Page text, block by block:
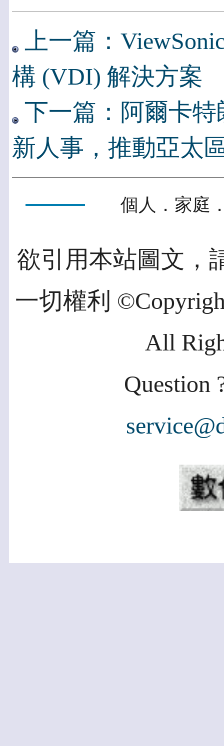
上一篇：
構 (VDI) 解決方案
下一篇：阿爾卡
新人事，推動亞太
個人．家庭
欲引用本站圖文，
一切權利
All
Question